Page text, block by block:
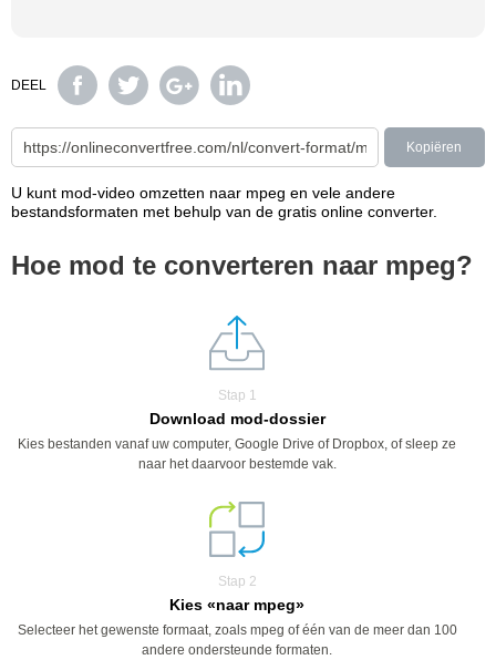
DEEL
Kopiëren
U kunt mod-video omzetten naar mpeg en vele andere
bestandsformaten met behulp van de gratis online converter.
Hoe mod te converteren naar mpeg?
Stap 1
Download mod-dossier
Kies bestanden vanaf uw computer, Google Drive of Dropbox, of sleep ze
naar het daarvoor bestemde vak.
Stap 2
Kies «naar mpeg»
Selecteer het gewenste formaat, zoals mpeg of één van de meer dan 100
andere ondersteunde formaten.